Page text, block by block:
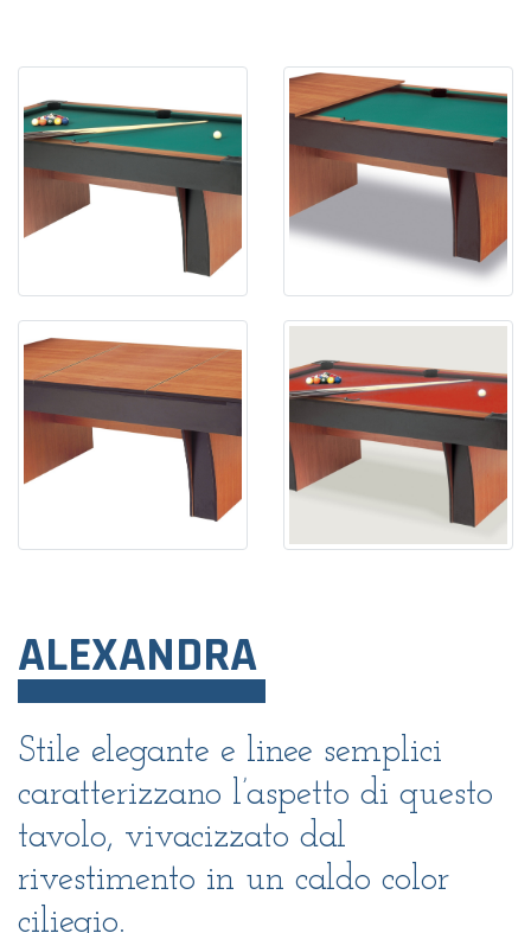
ALEXANDRA
Stile elegante e linee semplici
caratterizzano l’aspetto di questo
tavolo, vivacizzato dal
rivestimento in un caldo color
ciliegio.